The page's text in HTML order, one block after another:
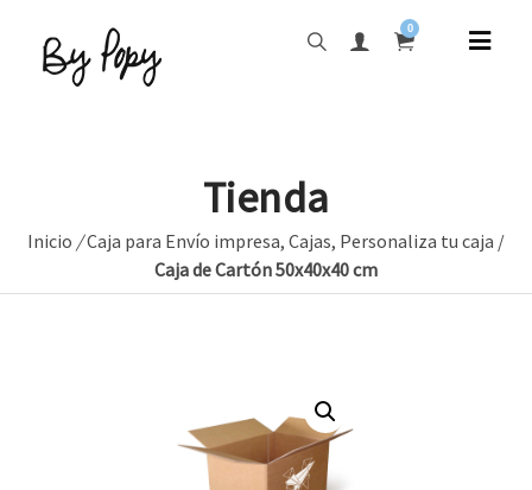
0
Tienda
Inicio /Caja para Envío impresa, Cajas, Personaliza tu caja /
Caja de Cartón 50x40x40 cm